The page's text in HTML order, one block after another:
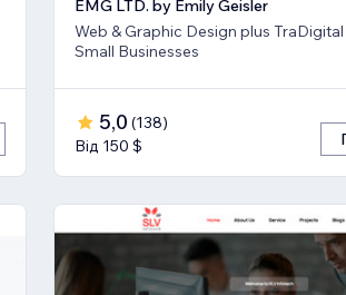
EMG LTD. by Emily Geisler
Web & Graphic Design plus
Small Businesses
5,0 (138)
Від 150 $